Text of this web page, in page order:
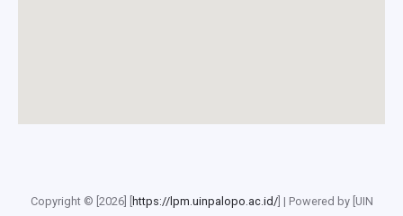
Copyright © [2026] [ https://lpm.uinpalopo.ac.id/] | Powered by [UIN